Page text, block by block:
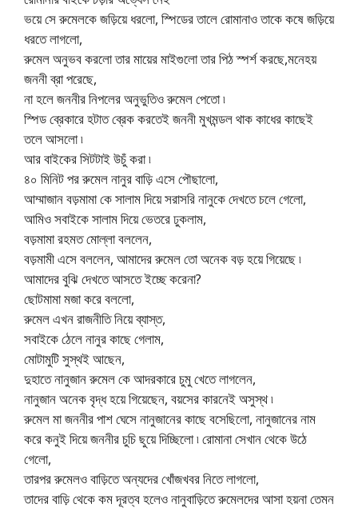
ভয়ে সে রুমেলকে জড়িয়ে ধরলো, স্পিডের তালে রোমানাও তাকে কষে জড়িয়ে
ধরতে লাগলো,
রুমেল অনুভব করলো তার মায়ের মাইগুলো তার পিঠ স্পর্শ করছে,মনেহয়
জননী ব্রা পরেছে,
না হলে জননীর নিপলের অনুভুতিও রুমেল পেতো ৷
স্পিড ব্রেকারে হটাত ব্রেক করতেই জননী মুখমন্ডল থাক কাধের কাছেই
তলে আসলো ৷
আর বাইকের সিটটাই উচুঁ করা ৷
৪০ মিনিট পর রুমেল নানুর বাড়ি এসে পৌছালো,
আম্মাজান বড়মামা কে সালাম দিয়ে সরাসরি নানুকে দেখতে চলে গেলো,
আমিও সবাইকে সালাম দিয়ে ভেতরে ঢুকলাম,
বড়মামা রহমত মোল্লা বললেন,
বড়মামী এসে বললেন, আমাদের রুমেল তো অনেক বড় হয়ে গিয়েছে ৷
আমাদের বুঝি দেখতে আসতে ইচ্ছে করেনা?
ছোটমামা মজা করে বললো,
রুমেল এখন রাজনীতি নিয়ে ব্যাস্ত,
সবাইকে ঠেলে নানুর কাছে গেলাম,
মোটামুটি সুস্থই আছেন,
দুহাতে নানুজান রুমেল কে আদরকারে চুমু খেতে লাগলেন,
নানুজান অনেক বৃদ্ধ হয়ে গিয়েছেন, বয়সের কারনেই অসুস্থ ৷
রুমেল মা জননীর পাশ ঘেসে নানুজানের কাছে বসেছিলো, নানুজানের নাম
করে কনুই দিয়ে জননীর চুচি ছুয়ে দিচ্ছিলো ৷ রোমানা সেখান থেকে উঠে
গেলো,
তারপর রুমেলও বাড়িতে অন্যদের খোঁজখবর নিতে লাগলো,
তাদের বাড়ি থেকে কম দূরত্ব হলেও নানুবাড়িতে রুমেলদের আসা হয়না তেমন